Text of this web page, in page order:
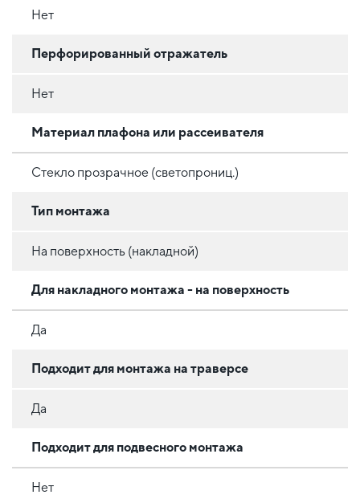
Нет
Перфорированный отражатель
Нет
Материал плафона или рассеивателя
Стекло прозрачное (светопрониц.)
Тип монтажа
На поверхность (накладной)
Для накладного монтажа - на поверхность
Да
Подходит для монтажа на траверсе
Да
Подходит для подвесного монтажа
Нет